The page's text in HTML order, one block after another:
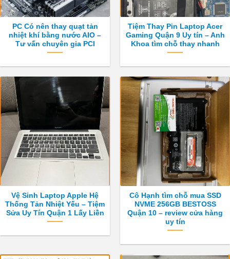
PC Có nên thay quạt tản
nhiệt khí bằng nước AIO –
Tư vấn chuyên gia PCI
Tiệm Thay Pin Laptop Acer
Gaming Quận 9 Uy tín – Anh
Khoa tìm chỗ thay nhanh
Vệ Sinh Laptop Apple Hệ
Thống Tản Nhiệt Yếu – Tiệm
Sửa Uy Tín Quận 1 Lấy Liền
Cô Hạnh tìm chỗ mua SSD
NVME 256GB BESTOSS
Quận 10 – review cửa hàng
uy tín